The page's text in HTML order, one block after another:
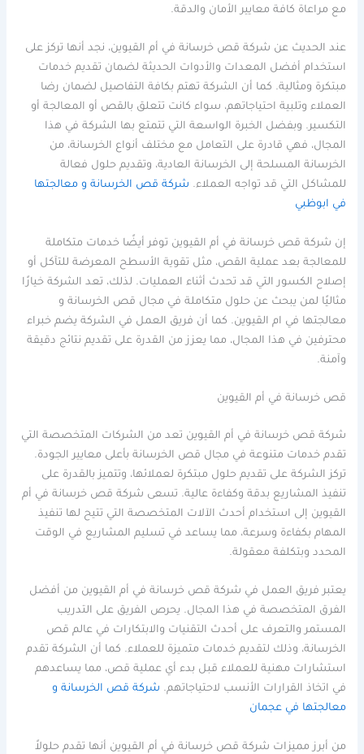
مع مراعاة كافة معايير الأمان والدقة.
عند الحديث عن شركة قص خرسانة في أم القيوين، نجد أنها تركز على
استخدام أفضل المعدات والأدوات الحديثة لضمان تقديم خدمات
مبتكرة ومثالية. كما أن الشركة تهتم بكافة التفاصيل لضمان رضا
العملاء وتلبية احتياجاتهم، سواء كانت تتعلق بالقص أو المعالجة أو
التكسير. وبفضل الخبرة الواسعة التي تتمتع بها الشركة في هذا
المجال، فهي قادرة على التعامل مع مختلف أنواع الخرسانة، من
الخرسانة المسلحة إلى الخرسانة العادية، وتقديم حلول فعالة
للمشاكل التي قد تواجه العملاء. شركة قص الخرسانة و معالجتها
في ابوظبي
إن شركة قص خرسانة في أم القيوين توفر أيضًا خدمات متكاملة
للمعالجة بعد عملية القص، مثل تقوية الأسطح المعرضة للتآكل أو
إصلاح الكسور التي قد تحدث أثناء العمليات. لذلك، تعد الشركة خيارًا
مثاليًا لمن يبحث عن حلول متكاملة في مجال قص الخرسانة و
معالجتها في ام القيوين. كما أن فريق العمل في الشركة يضم خبراء
محترفين في هذا المجال، مما يعزز من القدرة على تقديم نتائج دقيقة
وآمنة.
قص خرسانة في أم القيوين
شركة قص خرسانة في أم القيوين تعد من الشركات المتخصصة التي
تقدم خدمات متنوعة في مجال قص الخرسانة بأعلى معايير الجودة.
تركز الشركة على تقديم حلول مبتكرة لعملائها، وتتميز بالقدرة على
تنفيذ المشاريع بدقة وكفاءة عالية. تسعى شركة قص خرسانة في أم
القيوين إلى استخدام أحدث الآلات المتخصصة التي تتيح لها تنفيذ
المهام بكفاءة وسرعة، مما يساعد في تسليم المشاريع في الوقت
المحدد وبتكلفة معقولة.
يعتبر فريق العمل في شركة قص خرسانة في أم القيوين من أفضل
الفرق المتخصصة في هذا المجال. يحرص الفريق على التدريب
المستمر والتعرف على أحدث التقنيات والابتكارات في عالم قص
الخرسانة، وذلك لتقديم خدمات متميزة للعملاء. كما أن الشركة تقدم
استشارات مهنية للعملاء قبل بدء أي عملية قص، مما يساعدهم
في اتخاذ القرارات الأنسب لاحتياجاتهم. شركة قص الخرسانة و
معالجتها في عجمان
من أبرز مميزات شركة قص خرسانة في أم القيوين أنها تقدم حلولاً